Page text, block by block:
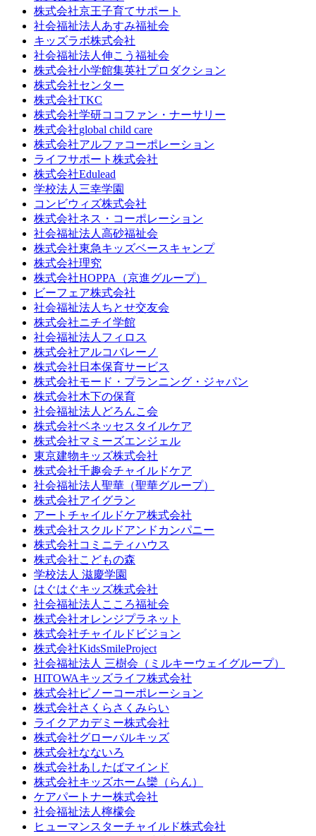
株式会社京王子育てサポート
社会福祉法人あすみ福祉会
キッズラボ株式会社
社会福祉法人伸こう福祉会
株式会社小学館集英社プロダクション
株式会社センター
株式会社TKC
株式会社学研ココファン・ナーサリー
株式会社global child care
株式会社アルファコーポレーション
ライフサポート株式会社
株式会社Edulead
学校法人三幸学園
コンビウィズ株式会社
株式会社ネス・コーポレーション
社会福祉法人高砂福祉会
株式会社東急キッズベースキャンプ
株式会社理究
株式会社HOPPA（京進グループ）
ビーフェア株式会社
社会福祉法人ちとせ交友会
株式会社ニチイ学館
社会福祉法人フィロス
株式会社アルコバレーノ
株式会社日本保育サービス
株式会社モード・プランニング・ジャパン
株式会社木下の保育
社会福祉法人どろんこ会
株式会社ベネッセスタイルケア
株式会社マミーズエンジェル
東京建物キッズ株式会社
株式会社千趣会チャイルドケア
社会福祉法人聖華（聖華グループ）
株式会社アイグラン
アートチャイルドケア株式会社
株式会社スクルドアンドカンパニー
株式会社コミニティハウス
株式会社こどもの森
学校法人 滋慶学園
はぐはぐキッズ株式会社
社会福祉法人こころ福祉会
株式会社オレンジプラネット
株式会社チャイルドビジョン
株式会社KidsSmileProject
社会福祉法人 三樹会（ミルキーウェイグループ）
HITOWAキッズライフ株式会社
株式会社ピノーコーポレーション
株式会社さくらさくみらい
ライクアカデミー株式会社
株式会社グローバルキッズ
株式会社なないろ
株式会社あしたばマインド
株式会社キッズホーム欒（らん）
ケアパートナー株式会社
社会福祉法人檸檬会
ヒューマンスターチャイルド株式会社